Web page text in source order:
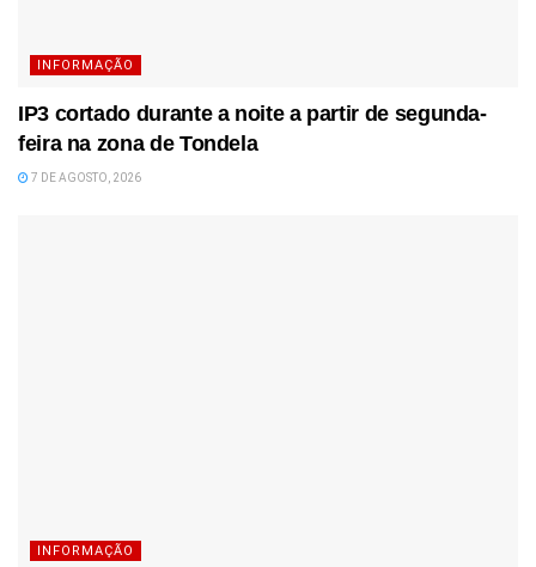
INFORMAÇÃO
IP3 cortado durante a noite a partir de segunda-
feira na zona de Tondela
7 DE AGOSTO, 2026
INFORMAÇÃO